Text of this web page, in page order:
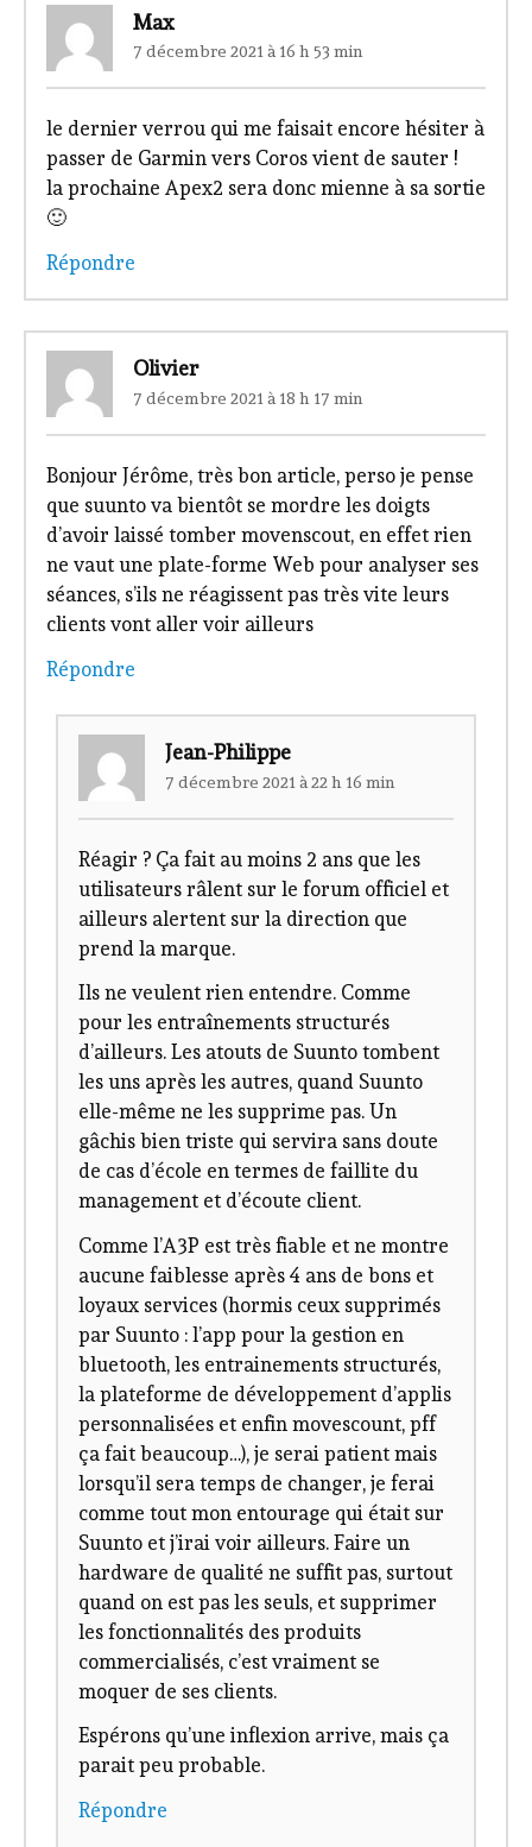
Max
7 décembre 2021 à 16 h 53 min
le dernier verrou qui me faisait encore hésiter à
passer de Garmin vers Coros vient de sauter !
la prochaine Apex2 sera donc mienne à sa sortie
🙂
Répondre
Olivier
7 décembre 2021 à 18 h 17 min
Bonjour Jérôme, très bon article, perso je pense
que suunto va bientôt se mordre les doigts
d’avoir laissé tomber movenscout, en effet rien
ne vaut une plate-forme Web pour analyser ses
séances, s’ils ne réagissent pas très vite leurs
clients vont aller voir ailleurs
Répondre
Jean-Philippe
7 décembre 2021 à 22 h 16 min
Réagir ? Ça fait au moins 2 ans que les
utilisateurs râlent sur le forum officiel et
ailleurs alertent sur la direction que
prend la marque.
Ils ne veulent rien entendre. Comme
pour les entraînements structurés
d’ailleurs. Les atouts de Suunto tombent
les uns après les autres, quand Suunto
elle-même ne les supprime pas. Un
gâchis bien triste qui servira sans doute
de cas d’école en termes de faillite du
management et d’écoute client.
Comme l’A3P est très fiable et ne montre
aucune faiblesse après 4 ans de bons et
loyaux services (hormis ceux supprimés
par Suunto : l’app pour la gestion en
bluetooth, les entrainements structurés,
la plateforme de développement d’applis
personnalisées et enfin movescount, pff
ça fait beaucoup…), je serai patient mais
lorsqu’il sera temps de changer, je ferai
comme tout mon entourage qui était sur
Suunto et j’irai voir ailleurs. Faire un
hardware de qualité ne suffit pas, surtout
quand on est pas les seuls, et supprimer
les fonctionnalités des produits
commercialisés, c’est vraiment se
moquer de ses clients.
Espérons qu’une inflexion arrive, mais ça
parait peu probable.
Répondre